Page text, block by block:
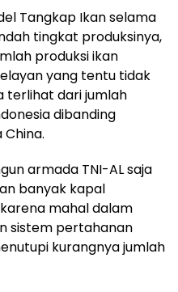
Tangkap Ikan selama
tingkat produksinya,
produksi ikan
yang tentu tidak
terlihat dari jumlah
dibanding
armada TNI-AL saja
banyak kapal
mahal dalam
sistem pertahanan
kurangnya jumlah